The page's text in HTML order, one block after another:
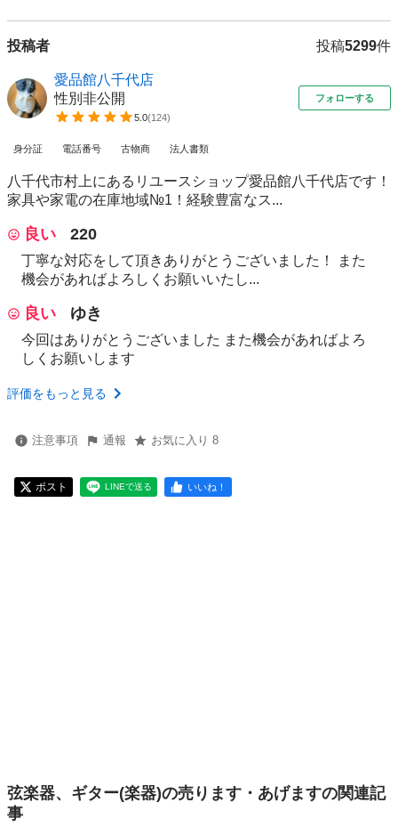
投稿者 投稿5299件
愛品館八千代店
性別非公開
5.0(124)
フォローする
身分証 電話番号 古物商 法人書類
八千代市村上にあるリユースショップ愛品館八千代店です！
家具や家電の在庫地域№1！経験豊富なス...
良い 220
丁寧な対応をして頂きありがとうございました！ また
機会があればよろしくお願いいたし...
良い ゆき
今回はありがとうございました また機会があればよろ
しくお願いします
評価をもっと見る
注意事項 通報 お気に入り 8
ポスト LINEで送る いいね！
弦楽器、ギター(楽器)の売ります・あげますの関連記
事